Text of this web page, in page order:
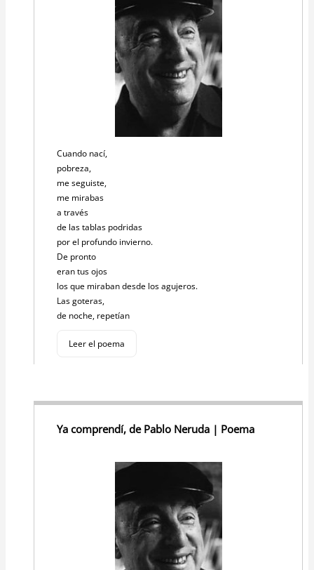
Cuando nací,
pobreza,
me seguiste,
me mirabas
a través
de las tablas podridas
por el profundo invierno.
De pronto
eran tus ojos
los que miraban desde los agujeros.
Las goteras,
de noche, repetían
Leer el poema
Ya comprendí, de Pablo Neruda | Poema